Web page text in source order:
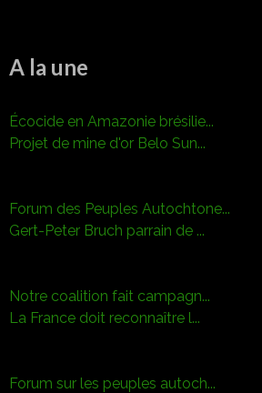
A la une
Écocide en Amazonie brésilie...
Projet de mine d'or Belo Sun...
Forum des Peuples Autochtone...
Gert-Peter Bruch parrain de ...
Notre coalition fait campagn...
La France doit reconnaître l...
Forum sur les peuples autoch...